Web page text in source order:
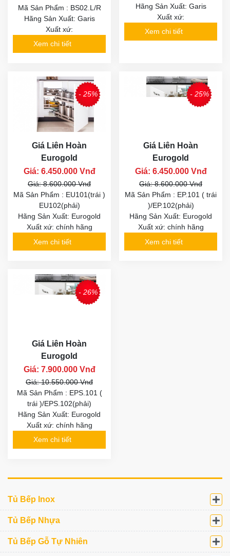
Mã Sản Phẩm : BS02.L/R
Hãng Sản Xuất: Garis
Xuất xứ:
Xem chi tiết
Hãng Sản Xuất: Garis
Xuất xứ:
Xem chi tiết
- 25%
Giá Liên Hoàn
Eurogold
Giá: 6.450.000 Vnđ
Giá: 8.600.000 Vnđ
Mã Sản Phẩm : EU101(trái )
EU102(phải)
Hãng Sản Xuất: Eurogold
Xuất xứ: chính hãng
Xem chi tiết
- 25%
Giá Liên Hoàn
Eurogold
Giá: 6.450.000 Vnđ
Giá: 8.600.000 Vnđ
Mã Sản Phẩm : EP.101 ( trái
)/EP.102(phải)
Hãng Sản Xuất: Eurogold
Xuất xứ: chính hãng
Xem chi tiết
- 26%
Giá Liên Hoàn
Eurogold
Giá: 7.900.000 Vnđ
Giá: 10.550.000 Vnđ
Mã Sản Phẩm : EPS.101 (
trái )/EPS.102(phải)
Hãng Sản Xuất: Eurogold
Xuất xứ: chính hãng
Xem chi tiết
Tủ Bếp Inox
Tủ Bếp Nhựa
Tủ Bếp Gỗ Tự Nhiên